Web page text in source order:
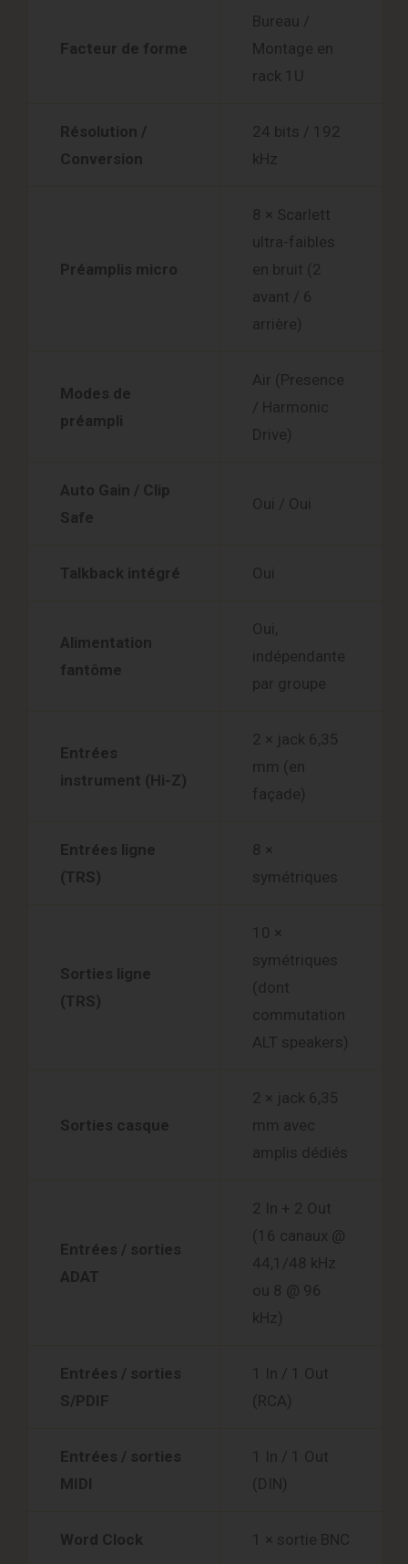
Facteur de forme
Bureau /
Montage en
rack 1U
Résolution /
Conversion
24 bits / 192
kHz
Préamplis micro
8 × Scarlett
ultra-faibles
en bruit (2
avant / 6
arrière)
Modes de
préampli
Air (Presence
/ Harmonic
Drive)
Auto Gain / Clip
Safe
Oui / Oui
Talkback intégré Oui
Alimentation
fantôme
Oui,
indépendante
par groupe
Entrées
instrument (Hi-Z)
2 × jack 6,35
mm (en
façade)
Entrées ligne
(TRS)
8 ×
symétriques
Sorties ligne
(TRS)
10 ×
symétriques
(dont
commutation
ALT speakers)
Sorties casque
2 × jack 6,35
mm avec
amplis dédiés
Entrées / sorties
ADAT
2 In + 2 Out
(16 canaux @
44,1/48 kHz
ou 8 @ 96
kHz)
Entrées / sorties
S/PDIF
1 In / 1 Out
(RCA)
Entrées / sorties
MIDI
1 In / 1 Out
(DIN)
Word Clock 1 × sortie BNC